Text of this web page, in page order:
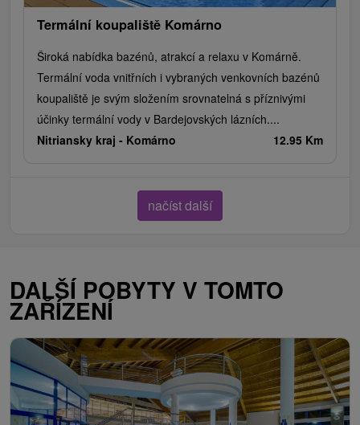
Termální koupaliště Komárno
Široká nabídka bazénů, atrakcí a relaxu v Komárně.
Termální voda vnitřních i vybraných venkovních bazénů
koupaliště je svým složením srovnatelná s příznivými
účinky termální vody v Bardejovských lázních....
Nitriansky kraj - Komárno 12.95 Km
načíst další
DALŠÍ POBYTY V TOMTO
ZAŘÍZENÍ